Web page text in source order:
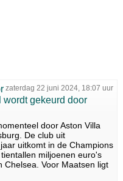
zaterdag 22 juni 2024, 18:07 uur
wordt gekeurd door
door Aston Villa
De club uit
uitkomt in de Champions
miljoenen euro's
Chelsea. Voor Maatsen ligt